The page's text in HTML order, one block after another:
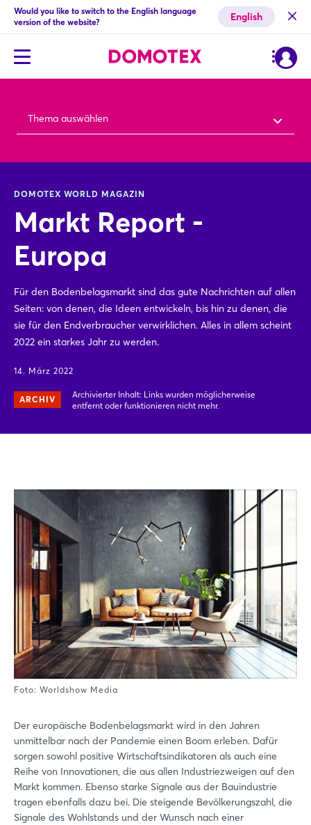
Would you like to switch to the English language
version of the website?
English
Thema auswählen
DOMOTEX WORLD MAGAZIN
Markt Report -
Europa
Für den Bodenbelagsmarkt sind das gute Nachrichten auf allen
Seiten: von denen, die Ideen entwickeln, bis hin zu denen, die
sie für den Endverbraucher verwirklichen. Alles in allem scheint
2022 ein starkes Jahr zu werden.
14. März 2022
ARCHIV
Archivierter Inhalt: Links wurden möglicherweise
entfernt oder funktionieren nicht mehr.
Foto: Worldshow Media
Der europäische Bodenbelagsmarkt wird in den Jahren
unmittelbar nach der Pandemie einen Boom erleben. Dafür
sorgen sowohl positive Wirtschaftsindikatoren als auch eine
Reihe von Innovationen, die aus allen Industriezweigen auf den
Markt kommen. Ebenso starke Signale aus der Bauindustrie
tragen ebenfalls dazu bei. Die steigende Bevölkerungszahl, die
Signale des Wohlstands und der Wunsch nach einer